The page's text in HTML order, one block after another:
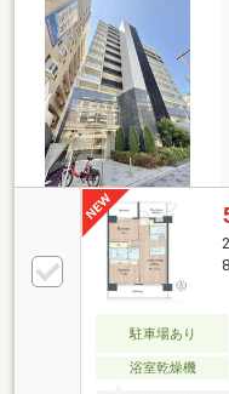
式浴室乾燥機
新調・洗面化粧
（追い焚き機能
駐車場あり
浴室乾燥機